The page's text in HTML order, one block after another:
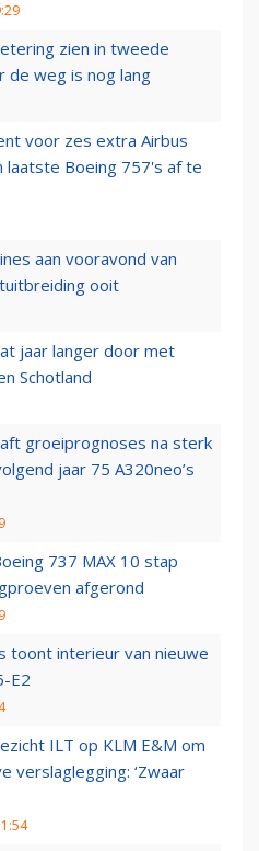
zien in tweede
de weg is nog lang
voor zes extra Airbus
laatste Boeing 757's af te
aan vooravond van
ooit
jaar langer door met
Schotland
groeiprognoses na sterk
jaar 75 A320neo’s
737 MAX 10 stap
afgerond
toont interieur van nieuwe
E2
ILT op KLM E&M om
verslaglegging: ‘Zwaar